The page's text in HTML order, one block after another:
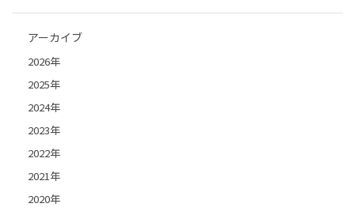
アーカイブ
2026年
2025年
2024年
2023年
2022年
2021年
2020年